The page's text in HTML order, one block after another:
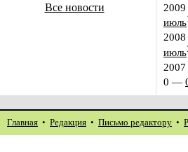
Все новости
2009
июль
2008
июль
2007
0 —
Главная • Редакция • Письмо редактору •